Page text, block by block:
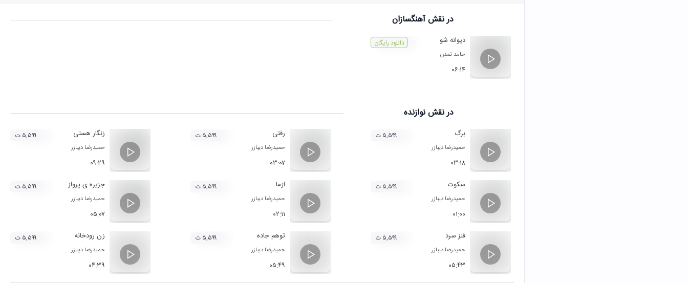
در نقشآهنگسازان
دیوانه شو
حامد تمدن
۰۶:۱۴
دانلود رایگان
در نقشنوازنده
برگ
حمیدرضا دیبازر
۰۳:۱۸
۵,۵۹۹ ت رفتی
حمیدرضا دیبازر
۰۳:۰۷
۵,۵۹۹ ت زنگار هستی
حمیدرضا دیبازر
۰۹:۲۹
۵,۵۹۹ ت
سکوت
حمیدرضا دیبازر
۰۱:۰۰
۵,۵۹۹ ت ازما
حمیدرضا دیبازر
۰۲:۱۱
۵,۵۹۹ ت جزیره ی پرواز
حمیدرضا دیبازر
۰۵:۰۷
۵,۵۹۹ ت
فلز سرد
حمیدرضا دیبازر
۰۵:۴۳
۵,۵۹۹ ت توهم جاده
حمیدرضا دیبازر
۰۵:۴۹
۵,۵۹۹ ت زن رودخانه
حمیدرضا دیبازر
۰۴:۳۹
۵,۵۹۹ ت